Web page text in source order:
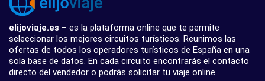
elijoviaje.es – es la plataforma online que te permite
seleccionar los mejores circuitos turísticos. Reunimos las
ofertas de todos los operadores turísticos de España en una
sola base de datos. En cada circuito encontrarás el contacto
directo del vendedor o podrás solicitar tu viaje online.